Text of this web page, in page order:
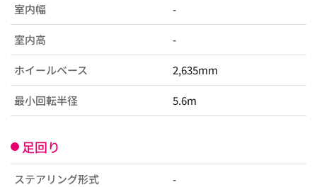
室内幅 -
室内高 -
ホイールベース 2,635mm
最小回転半径 5.6m
足回り
ステアリング形式 -